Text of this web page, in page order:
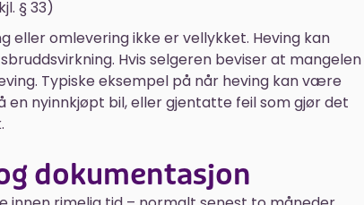
§ 33)
eller omlevering ikke er vellykket. Heving kan
Hvis selgeren beviser at mangelen
Typiske eksempel på når heving kan være
nyinnkjøpt bil, eller gjentatte feil som gjør det
dokumentasjon